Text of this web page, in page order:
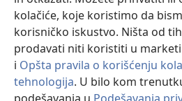
kolačiće, koje koristimo da
korisničko iskustvo. Ništa od
prodavati niti koristiti u
i Opšta pravila o korišćenju
tehnologija. U bilo kom
Watchtower Library®
Copyright© 2026 Watch Tower Bible and